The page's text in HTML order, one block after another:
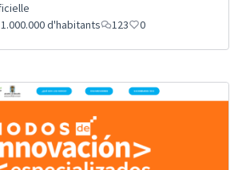
d'habitants
123 0